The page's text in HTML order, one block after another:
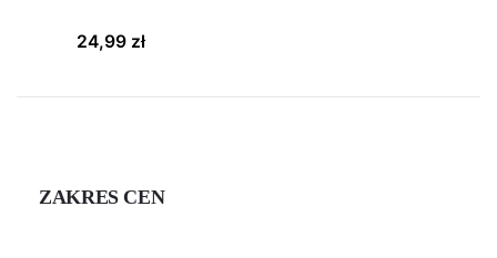
ZAKRES CEN
24,99 zł